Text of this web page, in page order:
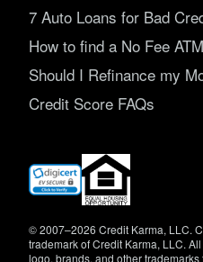
7 Auto Loans for Bad
How to find a No Fee
Should I Refinance my
Credit Score FAQs
(opens
new
© 2007–2026 Credit Karma, LLC.
trademark of Credit Karma, LLC.
logo, brands, and other